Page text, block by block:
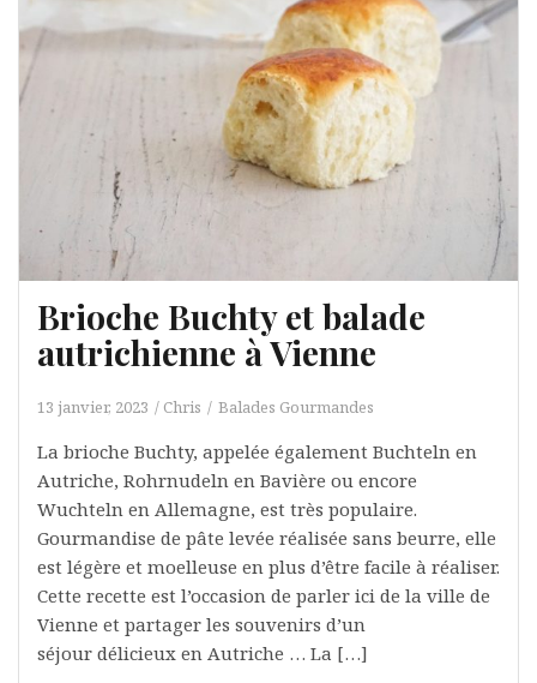
Brioche Buchty et balade
autrichienne à Vienne
13 janvier, 2023 Chris Balades Gourmandes
La brioche Buchty, appelée également Buchteln en
Autriche, Rohrnudeln en Bavière ou encore
Wuchteln en Allemagne, est très populaire.
Gourmandise de pâte levée réalisée sans beurre, elle
est légère et moelleuse en plus d’être facile à réaliser.
Cette recette est l’occasion de parler ici de la ville de
Vienne et partager les souvenirs d’un
séjour délicieux en Autriche … La […]